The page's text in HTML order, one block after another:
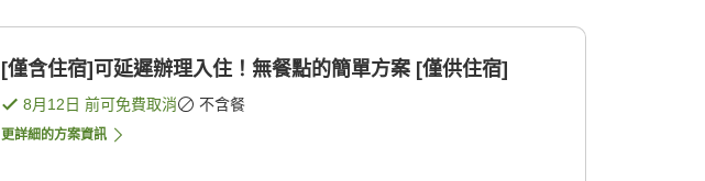
[僅含住宿]可延遲辦理入住！無餐點的簡單方案 [僅供住宿]
8月12日 前可免費取消 不含餐
更詳細的方案資訊